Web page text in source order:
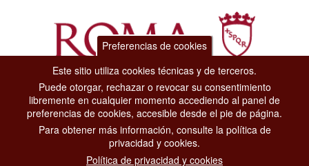
Dipartimento Grandi Eventi, Sport, Turismo e Moda.
Via di San Basilio, 51
00187 Roma
CONTACT CENTER TEL. 06 06 08
Preferencias de cookies
Este sitio utiliza cookies técnicas y de terceros.
Puede otorgar, rechazar o revocar su consentimiento
libremente en cualquier momento accediendo al panel de
preferencias de cookies, accesible desde el pie de página.
Para obtener más información, consulte la política de
privacidad y cookies.
Política de privacidad y cookies